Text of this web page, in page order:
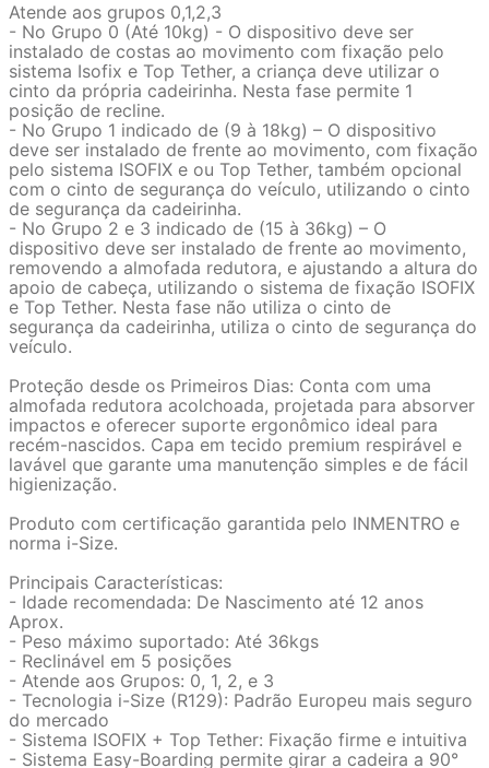
Atende aos grupos 0,1,2,3
- No Grupo 0 (Até 10kg) - O dispositivo deve ser
instalado de costas ao movimento com fixação pelo
sistema Isofix e Top Tether, a criança deve utilizar o
cinto da própria cadeirinha. Nesta fase permite 1
posição de recline.
- No Grupo 1 indicado de (9 à 18kg) – O dispositivo
deve ser instalado de frente ao movimento, com fixação
pelo sistema ISOFIX e ou Top Tether, também opcional
com o cinto de segurança do veículo, utilizando o cinto
de segurança da cadeirinha.
- No Grupo 2 e 3 indicado de (15 à 36kg) – O
dispositivo deve ser instalado de frente ao movimento,
removendo a almofada redutora, e ajustando a altura do
apoio de cabeça, utilizando o sistema de fixação ISOFIX
e Top Tether. Nesta fase não utiliza o cinto de
segurança da cadeirinha, utiliza o cinto de segurança do
veículo.
Proteção desde os Primeiros Dias: Conta com uma
almofada redutora acolchoada, projetada para absorver
impactos e oferecer suporte ergonômico ideal para
recém-nascidos. Capa em tecido premium respirável e
lavável que garante uma manutenção simples e de fácil
higienização.
Produto com certificação garantida pelo INMENTRO e
norma i-Size.
Principais Características:
- Idade recomendada: De Nascimento até 12 anos
Aprox.
- Peso máximo suportado: Até 36kgs
- Reclinável em 5 posições
- Atende aos Grupos: 0, 1, 2, e 3
- Tecnologia i-Size (R129): Padrão Europeu mais seguro
do mercado
- Sistema ISOFIX + Top Tether: Fixação firme e intuitiva
- Sistema Easy-Boarding permite girar a cadeira a 90°